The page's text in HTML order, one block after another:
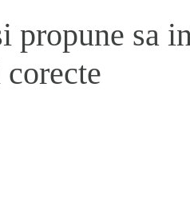
propune sa